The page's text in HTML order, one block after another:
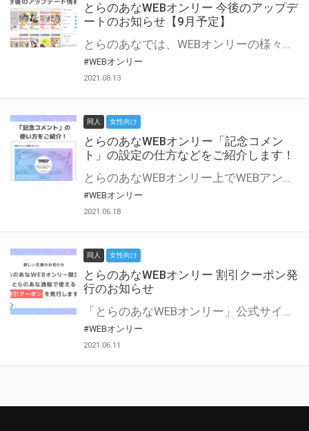
とらのあなWEBオンリー 今後のアップデ
ートのお知らせ【9月予定】
とらのあなでは、WEBオンリーの様々な支援を実施しています。 今回は2021年9月に実装を予定しているアップデート情報についてご紹介いたします。 とらのあなWEBオンリーサイトはこちら
#WEBオンリー
2021.08.13
同人 女性向け
とらのあなWEBオンリー「記念コメン
ト」の設定の仕方などをご紹介します！
とらのあなWEBオンリー上でWEBアンソロジーが作成できる「記念コメント」について、その使い方や作成手順を解説します！ 支援タイプを「サークル参加型」「サークル参加型・マルシェ(イベント会場)機能付き」でお申し込みいただいている主催者様はぜひご活用ください♪ とらのあなWEBオンリーサイトはこちら
#WEBオンリー
2021.06.18
同人 女性向け
とらのあなWEBオンリー 割引クーポン発
行のお知らせ
「とらのあなWEBオンリー」公式サイトでとらのあな通販の「割引クーポン」を配布中！ イベントごとに開催当日限定で使える割引クーポンのシリアルコードを発行します。 とらのあなWEBオンリーのページをチェックして、イベント当日にお得にお買い物を楽しみましょう♪ ※本キャンペーンは予告なく終了する場合がございます。 とらのあなWEBオンリーサイトはこちら
#WEBオンリー
2021.06.11